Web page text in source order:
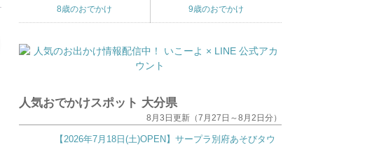
8歳のおでかけ 9歳のおでかけ
人気おでかけスポット 大分県
8月3日更新（7月27日～8月2日分）
【2026年7月18日(土)OPEN】サープラ別府あそびタウ